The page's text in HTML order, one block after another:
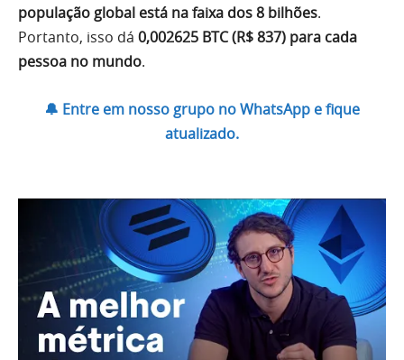
população global está na faixa dos 8 bilhões.
Portanto, isso dá 0,002625 BTC (R$ 837) para cada
pessoa no mundo.
🔔 Entre em nosso grupo no WhatsApp e fique
atualizado.